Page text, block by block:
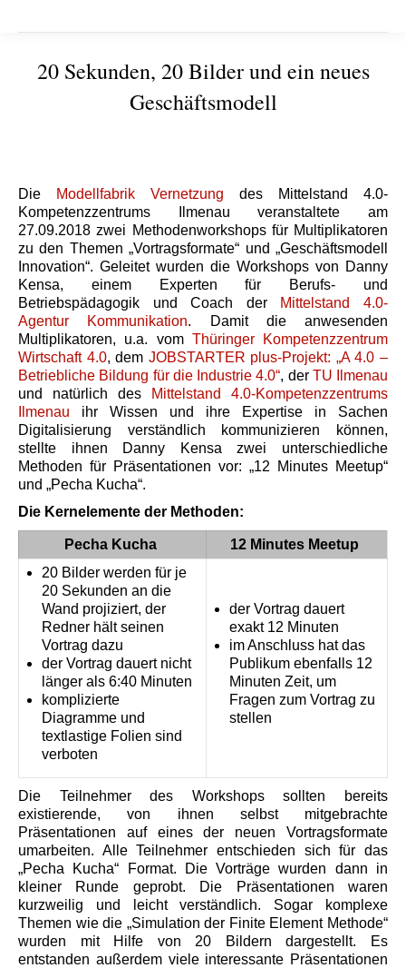
20 Sekunden, 20 Bilder und ein neues
Geschäftsmodell
Die Modellfabrik Vernetzung des Mittelstand 4.0-
Kompetenzzentrums Ilmenau veranstaltete am
27.09.2018 zwei Methodenworkshops für Multiplikatoren
zu den Themen „Vortragsformate“ und „Geschäftsmodell
Innovation“. Geleitet wurden die Workshops von Danny
Kensa, einem Experten für Berufs- und
Betriebspädagogik und Coach der Mittelstand 4.0-
Agentur Kommunikation. Damit die anwesenden
Multiplikatoren, u.a. vomThüringer Kompetenzzentrum
Wirtschaft 4.0, dem JOBSTARTER plus-Projekt: „A 4.0 –
Betriebliche Bildung für die Industrie 4.0“, der TU Ilmenau
und natürlich des
Mittelstand 4.0-Kompetenzzentrums
Ilmenau ihr Wissen und ihre Expertise in Sachen
Digitalisierung verständlich kommunizieren können,
stellte ihnen Danny Kensa zwei unterschiedliche
Methoden für Präsentationen vor: „12 Minutes Meetup“
und „Pecha Kucha“.
Die Kernelemente der Methoden:
Pecha Kucha
12 Minutes Meetup
20 Bilder werden für je
20 Sekunden an die
Wand projiziert, der
Redner hält seinen
Vortrag dazu
der Vortrag dauert nicht
länger als 6:40 Minuten
komplizierte
Diagramme und
textlastige Folien sind
verboten
der Vortrag dauert
exakt 12 Minuten
im Anschluss hat das
Publikum ebenfalls 12
Minuten Zeit, um
Fragen zum Vortrag zu
stellen
Die Teilnehmer des Workshops sollten bereits
existierende, von ihnen selbst mitgebrachte
Präsentationen auf eines der neuen Vortragsformate
umarbeiten. Alle Teilnehmer entschieden sich für das
„Pecha Kucha“ Format. Die Vorträge wurden dann in
kleiner Runde geprobt. Die Präsentationen waren
kurzweilig und leicht verständlich. Sogar komplexe
Themen wie die „Simulation der Finite Element Methode“
wurden mit Hilfe von 20 Bildern dargestellt. Es
entstanden außerdem viele interessante Präsentationen